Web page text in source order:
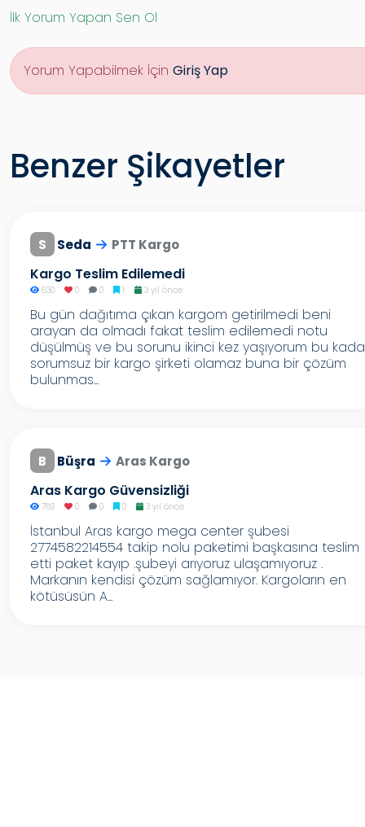
İlk Yorum Yapan Sen Ol
Yorum Yapabilmek İçin Giriş Yap
Benzer Şikayetler
S Seda PTT Kargo
Kargo Teslim Edilemedi
830 0 0 1 3 yıl önce
Bu gün dağıtıma çıkan kargom getirilmedi beni
arayan da olmadı fakat teslim edilemedi notu
düşülmüş ve bu sorunu ikinci kez yaşıyorum bu
sorumsuz bir kargo şirketi olamaz buna bir çözüm
bulunmas...
B Büşra Aras Kargo
Aras Kargo Güvensizliği
789 0 0 0 3 yıl önce
İstanbul Aras kargo mega center şubesi
2774582214554 takip nolu paketimi başkasına teslim
etti paket kayıp .şubeyi arıyoruz ulaşamıyoruz .
Markanın kendisi çözüm sağlamıyor. Kargoların en
kötüsüsün A...